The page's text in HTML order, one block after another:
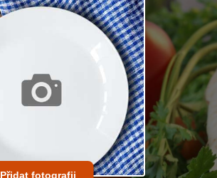
Přidat fotografii